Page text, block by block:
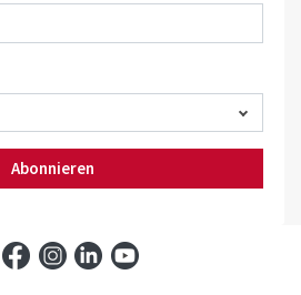
Abonnieren